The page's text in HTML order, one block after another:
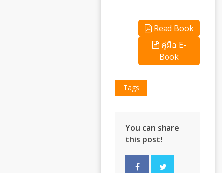
Read Book
คู่มือ E-
Book
Tags
You can share
this post!